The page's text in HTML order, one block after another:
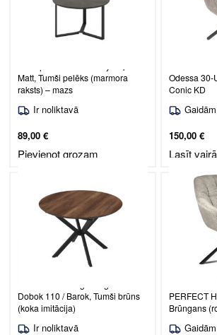
Matt, Tumši pelēks (marmora
raksts) – mazs
Ir noliktavā
89,00 €
Pievienot grozam
Odessa 30-
Conic KD
150,00 €
Lasīt
Dobok 110 / Barok, Tumši brūns
(koka imitācija)
Ir noliktavā
PERFECT
Brūngans